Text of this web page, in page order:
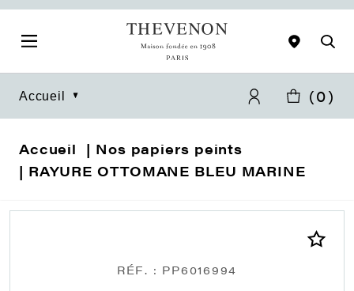
Accueil (0)
Accueil
Nos papiers peints
RAYURE OTTOMANE BLEU MARINE
RÉF. : PP6016994